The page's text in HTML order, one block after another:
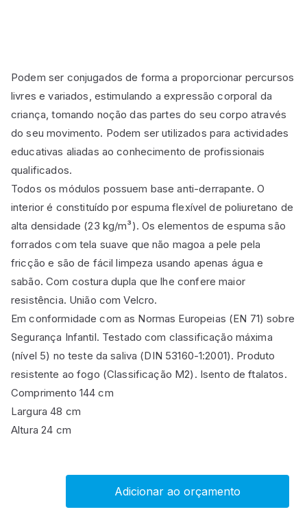
Podem ser conjugados de forma a proporcionar percursos
livres e variados, estimulando a expressão corporal da
criança, tomando noção das partes do seu corpo através
do seu movimento. Podem ser utilizados para actividades
educativas aliadas ao conhecimento de profissionais
qualificados.
Todos os módulos possuem base anti-derrapante. O
interior é constituído por espuma flexível de poliuretano de
alta densidade (23 kg/m³). Os elementos de espuma são
forrados com tela suave que não magoa a pele pela
fricção e são de fácil limpeza usando apenas água e
sabão. Com costura dupla que lhe confere maior
resistência. União com Velcro.
Em conformidade com as Normas Europeias (EN 71) sobre
Segurança Infantil. Testado com classificação máxima
(nível 5) no teste da saliva (DIN 53160-1:2001). Produto
resistente ao fogo (Classificação M2). Isento de ftalatos.
Comprimento 144 cm
Largura 48 cm
Altura 24 cm
Adicionar ao orçamento